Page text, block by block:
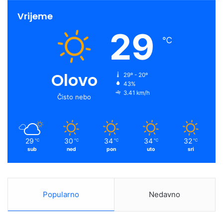
Vrijeme
Olovo
Čisto nebo
29 ℃
29º - 20º
43%
3.41 km/h
29 ℃
sub
30 ℃
ned
34 ℃
pon
34 ℃
uto
32 ℃
sri
Popularno Nedavno